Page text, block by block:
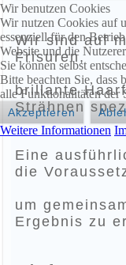
Wir sind auf
Frisuren,
brillante
Strähnen
Eine
die
um
Ergebnis zu
Wir benutzen Cookies
Wir nutzen Cookies auf
essenziell für den
Website und die
Sie können selbst
Bitte beachten Sie,
alle Funktionalitäten der
Akzeptieren
Weitere Informationen